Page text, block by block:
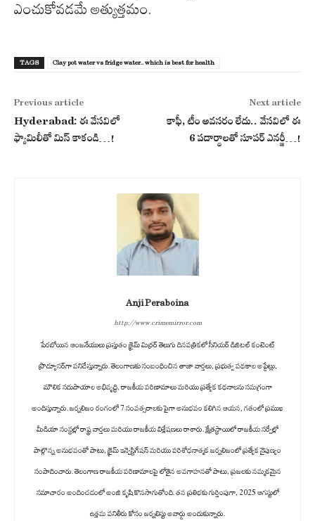
ఎంచుకోవడమే అత్యుత్తమం.
TAGS Clay pot water vs fridge water.. which is best for health
Previous article
Hyderabad: ఈ వేసవిలో
ఫ్యామిలీతో మిస్ కాకండి…!
Next article
కాఫీ, టీం అవసరం లేదు.. వేసవిలో ఈ
6 పదార్థాలతో సూపర్ ఎనర్జీ…!
Anji Peraboina
http://www.crimemirror.com
పేరబోయిన ఆంజనేయులు ప్రస్తుతం క్రైమ్ మిర్రర్ తెలుగు దినపత్రికలో సీనియర్ డిజిటల్ కంటెంట్
ప్రొడ్యూసర్‌గా పనిచేస్తున్నారు. తెలంగాణకు సంబంధించిన తాజా వార్తలు, ప్రభుత్వ పథకాల అప్డేట్లు,
మౌలిక సదుపాయాల అభివృద్ధి, రాజకీయ పరిణామాలు మరియు ప్రత్యేక కథనాలను సమగ్రంగా
అందిస్తున్నారు. జర్నలిజం రంగంలో 7 సంవత్సరాలకు పైగా అనుభవం కలిగిన ఆయన, గతంలో ప్రముఖ
మీడియా సంస్థల్లో రాష్ట్ర వార్తలు మరియు రాజకీయ విశ్లేషణలు రాశారు. క్షేత్రస్థాయిలో రాజకీయ సర్వేల్లో
పాల్గొన్న అనుభవంతో పాటు, క్రైమ్ ఇన్వెస్టిగేషన్ మరియు పరిశోధనాత్మక జర్నలిజంలో ప్రత్యేక నైపుణ్యం
సంపాదించారు. తెలంగాణ రాజకీయ పరిణామాలపై లోతైన అవగాహనతో పాటు, ప్రజలకు నమ్మకమైన
సమాచారం అందించడంలో అంజి కృషి కొనసాగుతోంది. తన ప్రతిభకు గుర్తింపుగా, 2025 ఆగస్టులో
ఉత్తమ పనితీరు కోసం జర్నలిస్టు అవార్డు అందుకున్నారు.